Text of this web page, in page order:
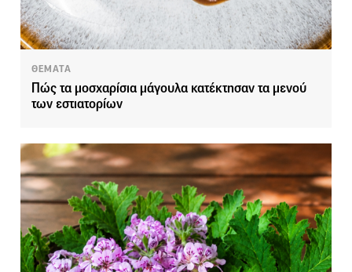
ΘΕΜΑΤΑ
Πώς τα μοσχαρίσια μάγουλα κατέκτησαν τα μενού
των εστιατορίων